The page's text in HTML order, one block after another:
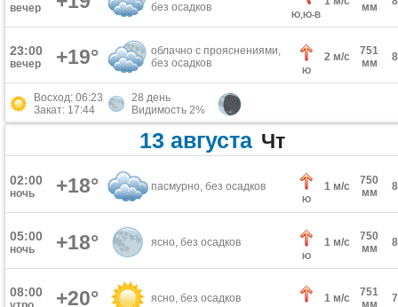
вечер
без осадков
Ю,Ю-В
мм
23:00
вечер +19°
облачно с прояснениями,
без осадков
Ю
2 м/с
751
мм
Восход: 06:23
Закат: 17:44
28 день
Видимость 2%
13 августа Чт
02:00
ночь +18° пасмурно, без осадков
Ю
1 м/с
750
мм
05:00
ночь +18° ясно, без осадков
Ю
1 м/с
750
мм
08:00 +20° ясно, без осадков 1 м/с
751
мм